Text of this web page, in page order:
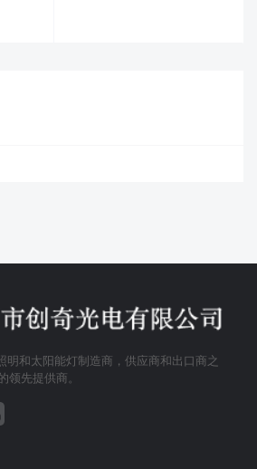
明和太阳能灯制造商，供应商和出口商之
领先提供商。